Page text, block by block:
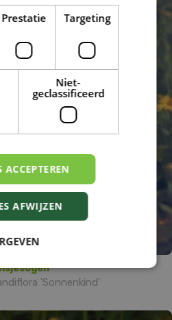
'Sonnenkind'
Prestatie Targeting
Niet-
geclassificeerd
ACCEPTEREN
AFWIJZEN